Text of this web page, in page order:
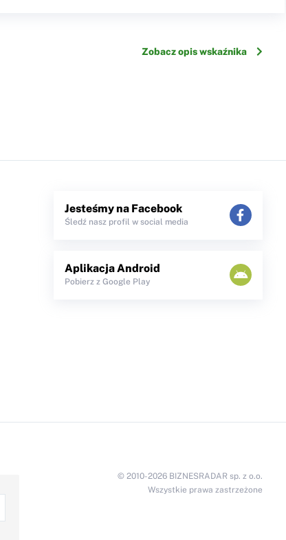
Zobacz opis wskaźnika
Jesteśmy na Facebook
Śledź nasz profil w social media
Aplikacja Android
Pobierz z Google Play
© 2010-2026 BIZNESRADAR sp. z o.o.
Wszystkie prawa zastrzeżone